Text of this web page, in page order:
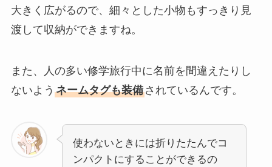
大きく広がるので、細々とした小物もすっきり見
渡して収納ができますね。
また、人の多い修学旅行中に名前を間違えたりし
ないよう ネームタグも装備されているんです。
使わないときには折りたたんでコ
ンパクトにすることができるの